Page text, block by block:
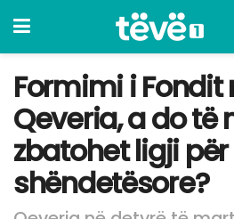
Formimi i Fondit
Qeveria, a do të
zbatohet ligji
shëndetësore?